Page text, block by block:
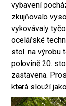
vybavení
zkujňovalo
vykovávaly
ocelářské
stol. na výrobu
polovině 20.
zastavena.
která slouží